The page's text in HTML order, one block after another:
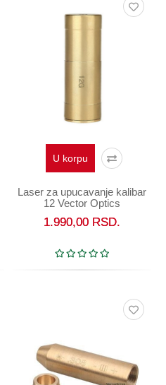
U korpu
Laser za upucavanje kalibar
12 Vector Optics
1.990,00 RSD.